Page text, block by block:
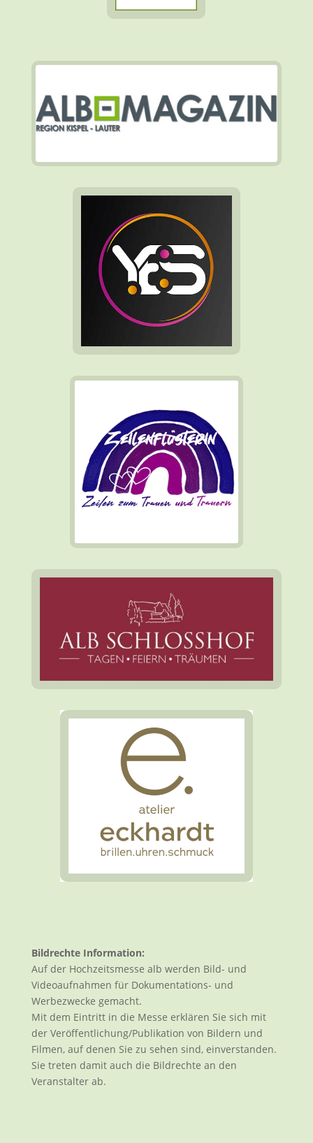
Bildrechte Information:
Auf der Hochzeitsmesse alb werden Bild- und
Videoaufnahmen für Dokumentations- und
Werbezwecke gemacht.
Mit dem Eintritt in die Messe erklären Sie sich mit
der Veröffentlichung/Publikation von Bildern und
Filmen, auf denen Sie zu sehen sind, einverstanden.
Sie treten damit auch die Bildrechte an den
Veranstalter ab.